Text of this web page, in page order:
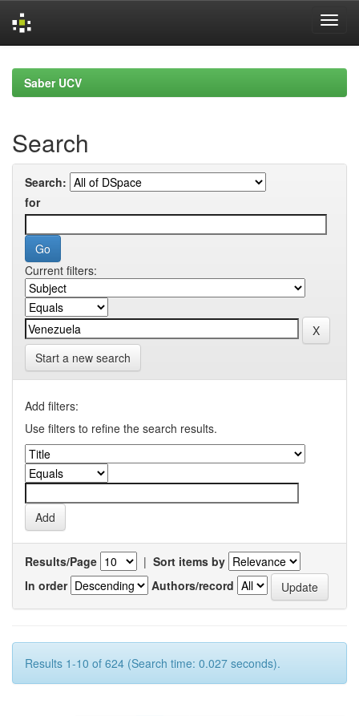
navigationSaber UCV
Search
Search:
for
Current filters:
Start a new search
Add filters:
Use filters to refine the search results.
Results/Page | Sort items by
In order
Authors/record
Results 1-10 of 624 (Search time: 0.027 seconds).